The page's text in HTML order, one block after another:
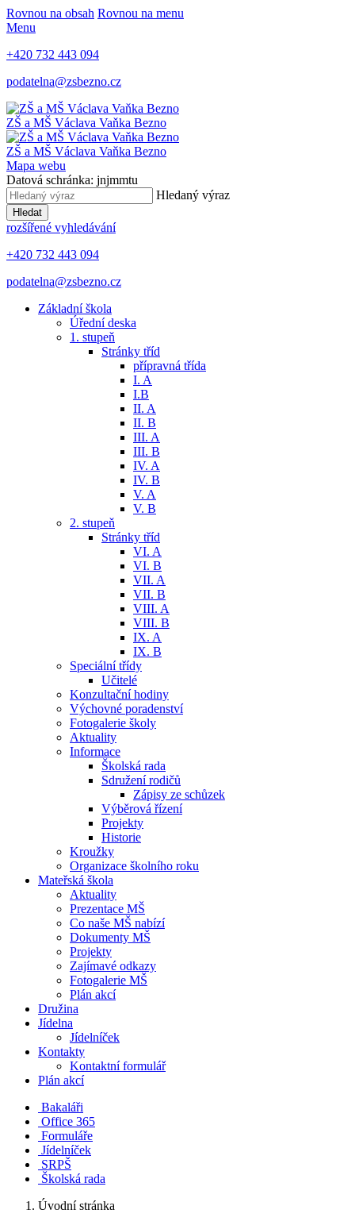
Rovnou na obsah Rovnou na menu
Menu
+420 732 443 094
podatelna@zsbezno.cz
ZŠ a MŠ Václava Vaňka Bezno
ZŠ a MŠ Václava Vaňka Bezno
Mapa webu
Datová schránka: jnjmmtu
Hledaný výraz
Hledat
rozšířené vyhledávání
+420 732 443 094
podatelna@zsbezno.cz
Základní škola
Úřední deska
1. stupeň
Stránky tříd
přípravná třída
I. A
I.B
II. A
II. B
III. A
III. B
IV. A
IV. B
V. A
V. B
2. stupeň
Stránky tříd
VI. A
VI. B
VII. A
VII. B
VIII. A
VIII. B
IX. A
IX. B
Speciální třídy
Učitelé
Konzultační hodiny
Výchovné poradenství
Fotogalerie školy
Aktuality
Informace
Školská rada
Sdružení rodičů
Zápisy ze schůzek
Výběrová řízení
Projekty
Historie
Kroužky
Organizace školního roku
Mateřská škola
Aktuality
Prezentace MŠ
Co naše MŠ nabízí
Dokumenty MŠ
Projekty
Zajímavé odkazy
Fotogalerie MŠ
Plán akcí
Družina
Jídelna
Jídelníček
Kontakty
Kontaktní formulář
Plán akcí
Bakaláři
Office 365
Formuláře
Jídelníček
SRPŠ
Školská rada
Úvodní stránka